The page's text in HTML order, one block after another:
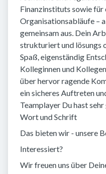
Finanzinstituts sowie für
Organisationsabläufe –
gemeinsam aus. Dein
strukturiert und lösungs
Spaß, eigenständig
Kolleginnen und
über hervor ragende
ein sicheres Auftreten
Teamplayer Du hast
Wort und Schrift
Das bieten wir - unsere
Interessiert?
Wir freuen uns über